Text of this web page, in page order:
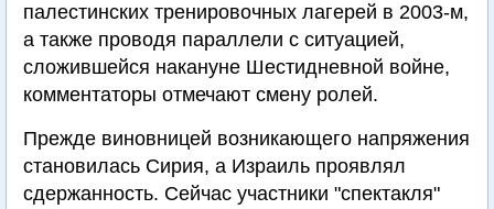
палестинских тренировочных лагерей в 2003-м,
а также проводя параллели с ситуацией,
сложившейся накануне Шестидневной войне,
комментаторы отмечают смену ролей.
Прежде виновницей возникающего напряжения
становилась Сирия, а Израиль проявлял
сдержанность. Сейчас участники "спектакля"